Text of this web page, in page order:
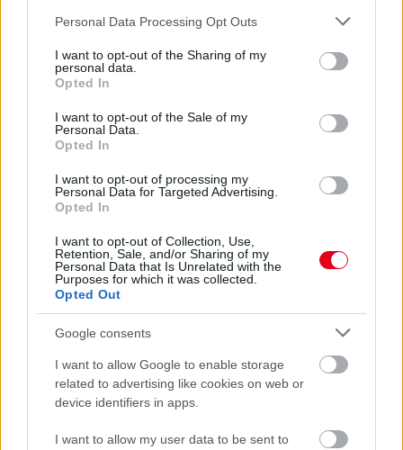
Please note that this website/app uses one or more Google
not limited to your visit or usage behaviour. You may click to
grant or deny consent to Google and its third-party tags to
use your data for below specified purposes in below Google
consent section.
Personal Data Processing Opt Outs
I want to opt-out of the Sharing of my
personal data.
Opted In
I want to opt-out of the Sale of my
Personal Data.
Opted In
I want to opt-out of processing my
Personal Data for Targeted Advertising.
Opted In
I want to opt-out of Collection, Use,
Retention, Sale, and/or Sharing of my
Personal Data that Is Unrelated with the
Purposes for which it was collected.
Opted Out
Google consents
I want to allow Google to enable storage
related to advertising like cookies on web or
device identifiers in apps.
I want to allow my user data to be sent to
3 napja
Lassuló fejlesztési ütemre számít a Red Bull
Nem tud úrrá lenni a fékproblémákon a Cadillac